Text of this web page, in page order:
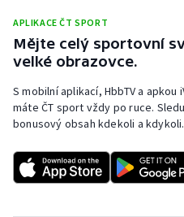
APLIKACE ČT SPORT
Mějte celý sportovní
velké obrazovce.
S mobilní aplikací, HbbTV a
máte ČT sport vždy po ruce.
bonusový obsah kdekoli a kdykoli.